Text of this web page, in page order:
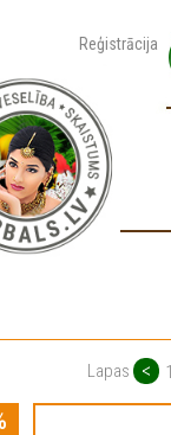
Reģistrācija
Lapas <